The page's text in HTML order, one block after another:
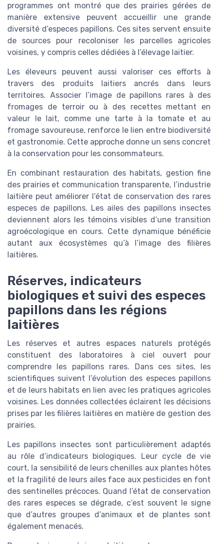
programmes ont montré que des prairies gérées de
manière extensive peuvent accueillir une grande
diversité d’especes papillons. Ces sites servent ensuite
de sources pour recoloniser les parcelles agricoles
voisines, y compris celles dédiées à l’élevage laitier.
Les éleveurs peuvent aussi valoriser ces efforts à
travers des produits laitiers ancrés dans leurs
territoires. Associer l’image de papillons rares à des
fromages de terroir ou à des recettes mettant en
valeur le lait, comme une tarte à la tomate et au
fromage savoureuse, renforce le lien entre biodiversité
et gastronomie. Cette approche donne un sens concret
à la conservation pour les consommateurs.
En combinant restauration des habitats, gestion fine
des prairies et communication transparente, l’industrie
laitière peut améliorer l’état de conservation des rares
especes de papillons. Les ailes des papillons insectes
deviennent alors les témoins visibles d’une transition
agroécologique en cours. Cette dynamique bénéficie
autant aux écosystèmes qu’à l’image des filières
laitières.
Réserves, indicateurs
biologiques et suivi des especes
papillons dans les régions
laitières
Les réserves et autres espaces naturels protégés
constituent des laboratoires à ciel ouvert pour
comprendre les papillons rares. Dans ces sites, les
scientifiques suivent l’évolution des especes papillons
et de leurs habitats en lien avec les pratiques agricoles
voisines. Les données collectées éclairent les décisions
prises par les filières laitières en matière de gestion des
prairies.
Les papillons insectes sont particulièrement adaptés
au rôle d’indicateurs biologiques. Leur cycle de vie
court, la sensibilité de leurs chenilles aux plantes hôtes
et la fragilité de leurs ailes face aux pesticides en font
des sentinelles précoces. Quand l’état de conservation
des rares especes se dégrade, c’est souvent le signe
que d’autres groupes d’animaux et de plantes sont
également menacés.